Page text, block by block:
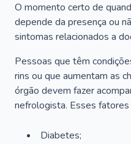
O momento certo de
depende da presença ou
sintomas relacionados a
Pessoas que têm
rins ou que aumentam as
órgão devem fazer
nefrologista. Esses fatores
Diabetes;